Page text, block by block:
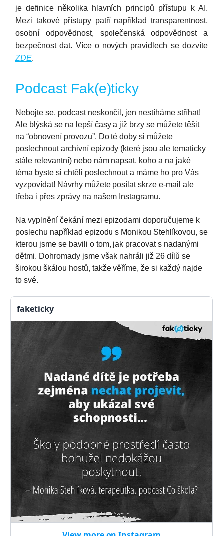
je definice několika hlavních principů přístupu k AI.
Mezi takové přístupy patří například transparentnost,
osobní odpovědnost, společenská odpovědnost a
bezpečnost dat. Více o nových pravidlech se dozvíte
ZDE.
Podcast Fak(e)ticky
Nebojte se, podcast neskončil, jen nestíháme stříhat!
Ale blýská se na lepší časy a již brzy se můžete těšit
na “obnovení provozu”. Do té doby si můžete
poslechnout archivní epizody (které jsou ale tematicky
stále relevantní) nebo nám napsat, koho a na jaké
téma byste si chtěli poslechnout a máme ho pro Vás
vyzpovídat! Návrhy můžete posílat skrze e-mail ale
třeba i přes zprávy na našem Instagramu.
Na vyplnění čekání mezi epizodami doporučujeme k
poslechu například epizodu s Monikou Stehlíkovou, se
kterou jsme se bavili o tom, jak pracovat s nadanými
dětmi. Dohromady jsme však nahráli již 26 dílů se
širokou škálou hostů, takže věříme, že si každý najde
to své.
faketicky